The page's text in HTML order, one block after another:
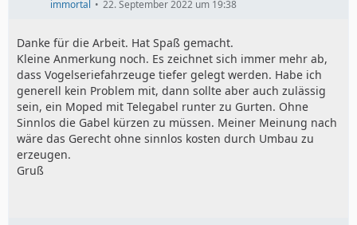
immortal 22. September 2022 um 19:38
Danke für die Arbeit. Hat Spaß gemacht.
Kleine Anmerkung noch. Es zeichnet sich immer mehr ab,
dass Vogelseriefahrzeuge tiefer gelegt werden. Habe ich
generell kein Problem mit, dann sollte aber auch zulässig
sein, ein Moped mit Telegabel runter zu Gurten. Ohne
Sinnlos die Gabel kürzen zu müssen. Meiner Meinung nach
wäre das Gerecht ohne sinnlos kosten durch Umbau zu
erzeugen.
Gruß